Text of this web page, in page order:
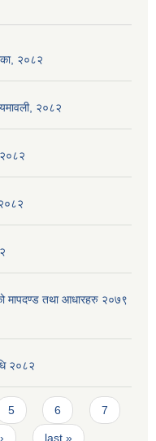
२०८२
२०८२
२०८२
मापदण्ड तथा आधारहरु २०७९
२०८२
5 6 7
last »